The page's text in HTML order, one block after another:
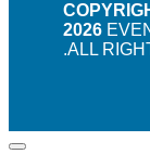
2026
.ALL